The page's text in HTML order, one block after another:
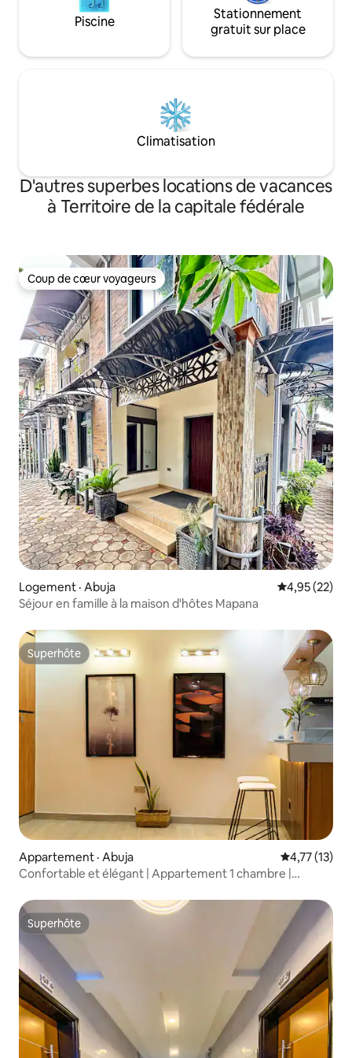
Piscine
Stationnement
gratuit sur place
Climatisation
D'autres superbes locations de vacances
à Territoire de la capitale fédérale
Coup de cœur voyageurs
Coup de cœur voyageurs
Logement · Abuja Note
4,95 (22)
Séjour en famille à la maison d'hôtes Mapana
Superhôte
Superhôte
Appartement · Abuja Note
4,77 (13)
Confortable et élégant | Appartement 1 chambre |
Superhôte
Superhôte